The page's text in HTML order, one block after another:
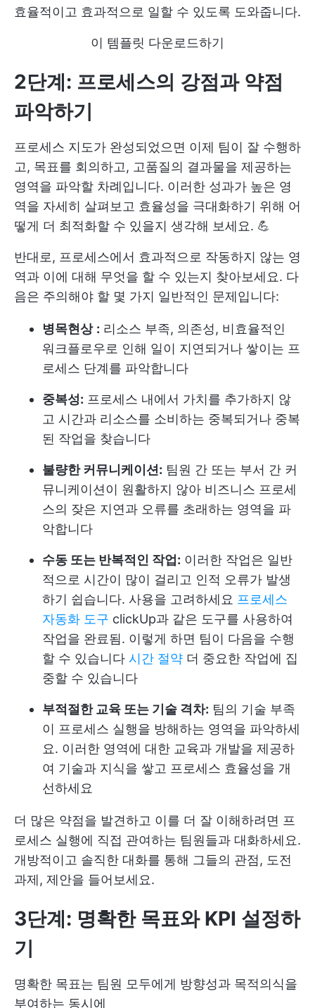
효율적이고 효과적으로 일할 수 있도록 도와줍니다.
이 템플릿 다운로드하기
2단계: 프로세스의 강점과 약점
파악하기
프로세스 지도가 완성되었으면 이제 팀이 잘 수행하
고, 목표를 회의하고, 고품질의 결과물을 제공하는
영역을 파악할 차례입니다. 이러한 성과가 높은 영
역을 자세히 살펴보고 효율성을 극대화하기 위해 어
떻게 더 최적화할 수 있을지 생각해 보세요. 💪
반대로, 프로세스에서 효과적으로 작동하지 않는 영
역과 이에 대해 무엇을 할 수 있는지 찾아보세요. 다
음은 주의해야 할 몇 가지 일반적인 문제입니다:
병목현상 : 리소스 부족, 의존성, 비효율적인
워크플로우로 인해 일이 지연되거나 쌓이는 프
로세스 단계를 파악합니다
중복성: 프로세스 내에서 가치를 추가하지 않
고 시간과 리소스를 소비하는 중복되거나 중복
된 작업을 찾습니다
불량한 커뮤니케이션: 팀원 간 또는 부서 간 커
뮤니케이션이 원활하지 않아 비즈니스 프로세
스의 잦은 지연과 오류를 초래하는 영역을 파
악합니다
수동 또는 반복적인 작업: 이러한 작업은 일반
적으로 시간이 많이 걸리고 인적 오류가 발생
하기 쉽습니다. 사용을 고려하세요 프로세스
자동화 도구 clickUp과 같은 도구를 사용하여
작업을 완료됨. 이렇게 하면 팀이 다음을 수행
할 수 있습니다 시간 절약 더 중요한 작업에 집
중할 수 있습니다
부적절한 교육 또는 기술 격차: 팀의 기술 부족
이 프로세스 실행을 방해하는 영역을 파악하세
요. 이러한 영역에 대한 교육과 개발을 제공하
여 기술과 지식을 쌓고 프로세스 효율성을 개
선하세요
더 많은 약점을 발견하고 이를 더 잘 이해하려면 프
로세스 실행에 직접 관여하는 팀원들과 대화하세요.
개방적이고 솔직한 대화를 통해 그들의 관점, 도전
과제, 제안을 들어보세요.
3단계: 명확한 목표와 KPI 설정하
기
명확한 목표는 팀원 모두에게 방향성과 목적의식을
부여하는 동시에